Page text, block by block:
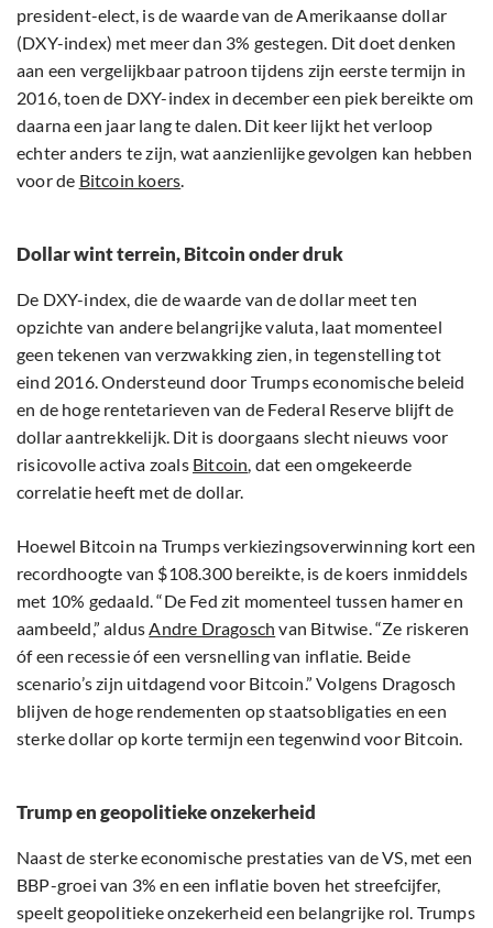
president-elect, is de waarde van de Amerikaanse dollar
(DXY-index) met meer dan 3% gestegen. Dit doet denken
aan een vergelijkbaar patroon tijdens zijn eerste termijn in
2016, toen de DXY-index in december een piek bereikte om
daarna een jaar lang te dalen. Dit keer lijkt het verloop
echter anders te zijn, wat aanzienlijke gevolgen kan hebben
voor de Bitcoin koers.
Dollar wint terrein, Bitcoin onder druk
De DXY-index, die de waarde van de dollar meet ten
opzichte van andere belangrijke valuta, laat momenteel
geen tekenen van verzwakking zien, in tegenstelling tot
eind 2016. Ondersteund door Trumps economische beleid
en de hoge rentetarieven van de Federal Reserve blijft de
dollar aantrekkelijk. Dit is doorgaans slecht nieuws voor
risicovolle activa zoals Bitcoin, dat een omgekeerde
correlatie heeft met de dollar.
Hoewel Bitcoin na Trumps verkiezingsoverwinning kort een
recordhoogte van $108.300 bereikte, is de koers inmiddels
met 10% gedaald. “De Fed zit momenteel tussen hamer en
aambeeld,” aldusAndre Dragosch van Bitwise. “Ze riskeren
óf een recessie óf een versnelling van inflatie. Beide
scenario’s zijn uitdagend voor Bitcoin.” Volgens Dragosch
blijven de hoge rendementen op staatsobligaties en een
sterke dollar op korte termijn een tegenwind voor Bitcoin.
Trump en geopolitieke onzekerheid
Naast de sterke economische prestaties van de VS, met een
BBP-groei van 3% en een inflatie boven het streefcijfer,
speelt geopolitieke onzekerheid een belangrijke rol. Trumps